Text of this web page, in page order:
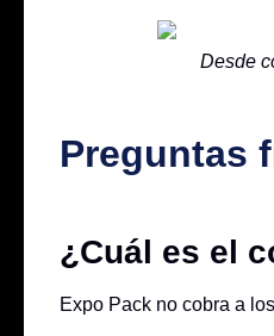
Desde
Preguntas
¿Cuál es el
Expo Pack no cobra a